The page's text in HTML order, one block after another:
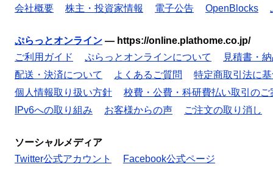
会社概要 株主・投資家情報 電子公告 OpenBlocks
ぷらっとオンライン — https://online.plathome.co.jp/
ご利用ガイド
ぷらっとオンラインについて
見積書・
配送・決済について
よくあるご質問
特定商取引法に
個人情報取り扱い方針
校費・公費・科研費払い取引のご
IPv6への取り組み
お客様からの声 ご注文の取り消し
ソーシャルメディア
Twitter公式アカウント
Facebook公式ページ